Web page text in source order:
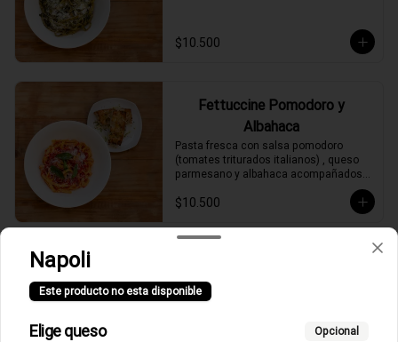
$10.500
Fettuccine Pomodoro y
Albahaca
Pasta fresca con salsa pomodoro
(tomates triturados italianos) , queso
parmesano y albahaca acompañados
$10.500
Pasta fresca con salsa boloñesa con
un toque de crema y queso parmesano
Napoli
Este producto no esta disponible
Elige queso Opcional